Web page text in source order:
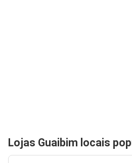
Lojas Guaibim locais